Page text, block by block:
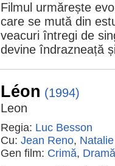
Filmul urmărește
care se mută din
veacuri întregi de
devine îndrazneață
Léon (1994)
Leon
Regia: Luc Besson
Cu: Jean Reno,
Gen film: Crimă, Dramă